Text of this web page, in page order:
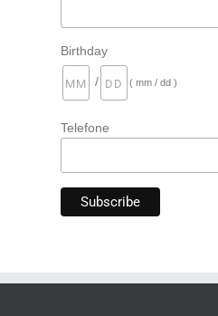
Birthday
/ ( mm / dd )
Telefone